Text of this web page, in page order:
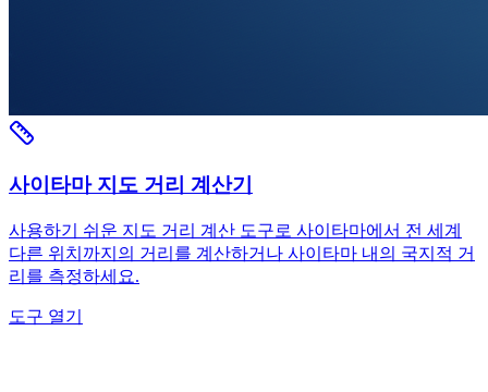
사이타마 지도 거리 계산기
사용하기 쉬운 지도 거리 계산 도구로 사이타마에서 전 세계
다른 위치까지의 거리를 계산하거나 사이타마 내의 국지적 거
리를 측정하세요.
도구 열기